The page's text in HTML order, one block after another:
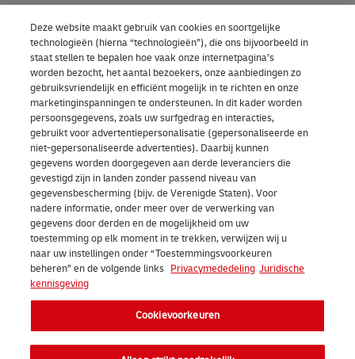
Deze website maakt gebruik van cookies en soortgelijke
technologieën (hierna “technologieën”), die ons bijvoorbeeld in
staat stellen te bepalen hoe vaak onze internetpagina’s
worden bezocht, het aantal bezoekers, onze aanbiedingen zo
gebruiksvriendelijk en efficiënt mogelijk in te richten en onze
marketinginspanningen te ondersteunen. In dit kader worden
persoonsgegevens, zoals uw surfgedrag en interacties,
gebruikt voor advertentiepersonalisatie (gepersonaliseerde en
niet-gepersonaliseerde advertenties). Daarbij kunnen
gegevens worden doorgegeven aan derde leveranciers die
gevestigd zijn in landen zonder passend niveau van
gegevensbescherming (bijv. de Verenigde Staten). Voor
nadere informatie, onder meer over de verwerking van
gegevens door derden en de mogelijkheid om uw
toestemming op elk moment in te trekken, verwijzen wij u
naar uw instellingen onder “Toestemmingsvoorkeuren
beheren” en de volgende links Privacymededeling Juridische
kennisgeving
Cookievoorkeuren